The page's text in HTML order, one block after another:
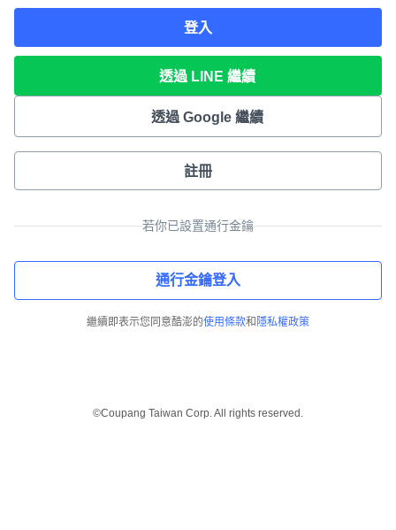
登入
透過 LINE 繼續
透過 Google 繼續
註冊
若你已設置通行金鑰
通行金鑰登入
繼續即表示您同意酷澎的使用條款和 隱私權政策
©Coupang Taiwan Corp. All rights reserved.